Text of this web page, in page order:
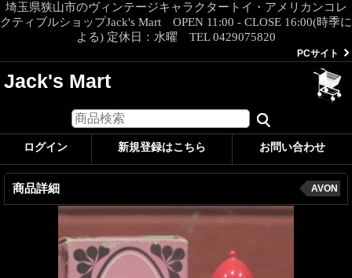
埼玉県狭山市のヴィンテージキャラクタートイ・アメリカンコレ
クティブルショップJack's Mart OPEN 11:00 - CLOSE 16:00(時季に
よる) 定休日：水曜 TEL 0429075820
PCサイト
Jack's Mart
ログイン 新規登録はこちら お問い合わせ
商品詳細 AVON